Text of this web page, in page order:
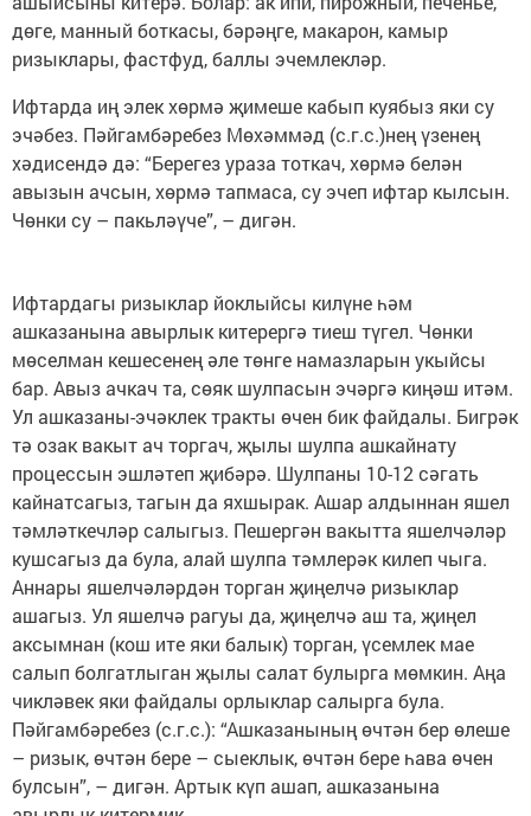
дөге, манный боткасы, бәрәңге, макарон, камыр
ризыклары, фастфуд, баллы эчемлекләр.
Ифтарда иң элек хөрмә җимеше кабып куябыз яки су
эчәбез. Пәйгамбәребез Мөхәммәд (с.г.с.)нең үзенең
хәдисендә дә: “Берегез ураза тоткач, хөрмә белән
авызын ачсын, хөрмә тапмаса, су эчеп ифтар кылсын.
Чөнки су – пакьләүче”, – дигән.
Ифтардагы ризыклар йоклыйсы килүне һәм
ашказанына авырлык китерергә тиеш түгел. Чөнки
мөселман кешесенең әле төнге намазларын укыйсы
бар. Авыз ачкач та, сөяк шулпасын эчәргә киңәш итәм.
Ул ашказаны-эчәклек тракты өчен бик файдалы. Бигрәк
тә озак вакыт ач торгач, җылы шулпа ашкайнату
процессын эшләтеп җибәрә. Шулпаны 10-12 сәгать
кайнатсагыз, тагын да яхшырак. Ашар алдыннан яшел
тәмләткечләр салыгыз. Пешергән вакытта яшелчәләр
кушсагыз да була, алай шулпа тәмлерәк килеп чыга.
Аннары яшелчәләрдән торган җиңелчә ризыклар
ашагыз. Ул яшелчә рагуы да, җиңелчә аш та, җиңел
аксымнан (кош ите яки балык) торган, үсемлек мае
салып болгатлыган җылы салат булырга мөмкин. Аңа
чикләвек яки файдалы орлыклар салырга була.
Пәйгамбәребез (с.г.с.): “Ашказанының өчтән бер өлеше
– ризык, өчтән бере – сыеклык, өчтән бере һава өчен
булсын”, – дигән. Артык күп ашап, ашказанына